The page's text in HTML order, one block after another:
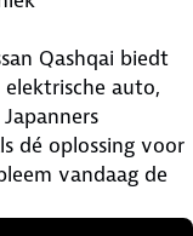
Qashqai biedt
auto,
dé oplossing voor
vandaag de